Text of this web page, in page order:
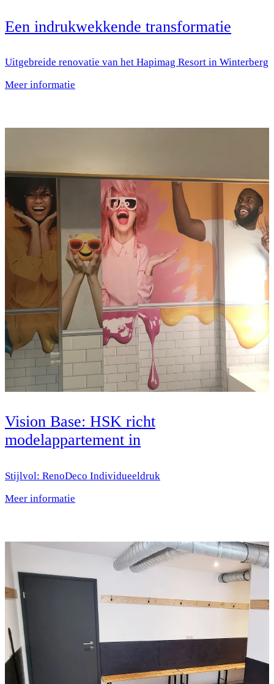
Een indrukwekkende transformatie
Uitgebreide renovatie van het Hapimag Resort in Winterberg
Meer informatie
Vision Base: HSK richt
modelappartement in
Stijlvol: RenoDeco Individueeldruk
Meer informatie